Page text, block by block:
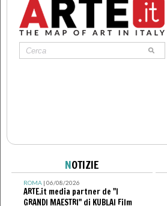
NOTIZIE
ROMA| 06/08/2026
ARTE.it media partner de "I
GRANDI MAESTRI" di KUBLAI Film